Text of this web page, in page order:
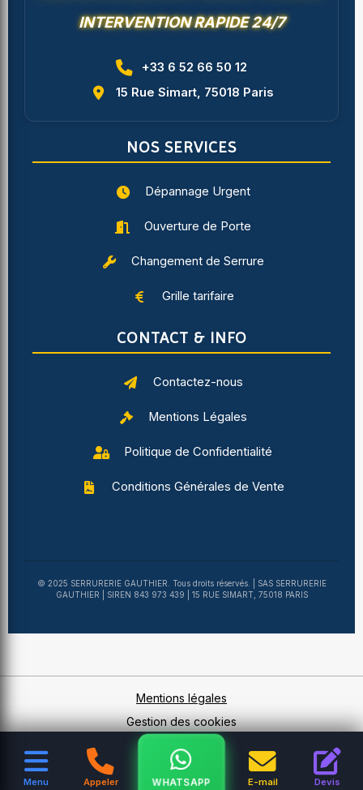
INTERVENTION RAPIDE 24/7
+33 6 52 66 50 12
15 Rue Simart, 75018 Paris
NOS SERVICES
Dépannage Urgent
Ouverture de Porte
Changement de Serrure
Grille tarifaire
CONTACT & INFO
Contactez-nous
Mentions Légales
Politique de Confidentialité
Conditions Générales de Vente
© 2025 SERRURERIE GAUTHIER. Tous droits réservés. | SAS SERRURERIE
GAUTHIER | SIREN 843 973 439 | 15 RUE SIMART, 75018 PARIS
Menu Appeler WHATSAPP E-mail Devis
Mentions légales
Gestion des cookies